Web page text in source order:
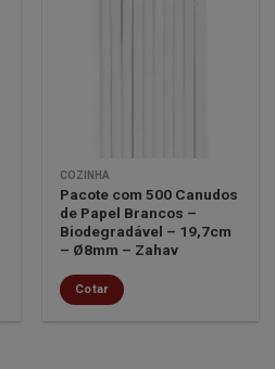
COZINHA
Pacote com 500 Canudos
de Papel Brancos –
Biodegradável – 19,7cm
– Ø8mm – Zahav
Cotar